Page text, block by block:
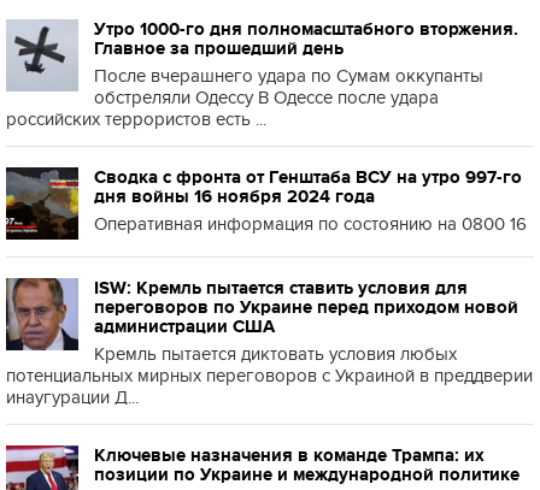
Утро 1000-го дня полномасштабного вторжения.
Главное за прошедший день
После вчерашнего удара по Сумам оккупанты
обстреляли Одессу В Одессе после удара
российских террористов есть ...
Сводка с фронта от Генштаба ВСУ на утро 997-го
дня войны 16 ноября 2024 года
Оперативная информация по состоянию на 0800 16
ISW: Кремль пытается ставить условия для
переговоров по Украине перед приходом новой
администрации США
Кремль пытается диктовать условия любых
потенциальных мирных переговоров с Украиной в преддверии
инаугурации Д...
Ключевые назначения в команде Трампа: их
позиции по Украине и международной политике